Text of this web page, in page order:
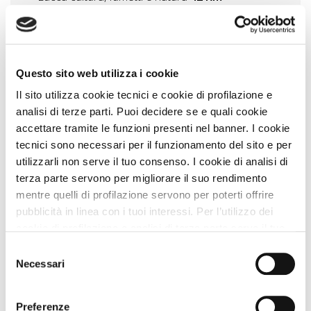
Questo sito web utilizza i cookie
Il sito utilizza cookie tecnici e cookie di profilazione e
analisi di terze parti. Puoi decidere se e quali cookie
accettare tramite le funzioni presenti nel banner. I cookie
tecnici sono necessari per il funzionamento del sito e per
utilizzarli non serve il tuo consenso. I cookie di analisi di
terza parte servono per migliorare il suo rendimento
mentre quelli di profilazione servono per poterti offrire
pubblicità in linea con i tuoi interessi. Per l’utilizzo dei
senza accettare” verranno installati solo i cookie tecnici.
Cliccando il pulsante “Accetta tutto” acconsenti all’utilizzo
di tutti i cookie. Cliccando il pulsante “mostra dettagli”
delNecessari
Preferenze
Zampa Vacanza Consiglia
Vacanza